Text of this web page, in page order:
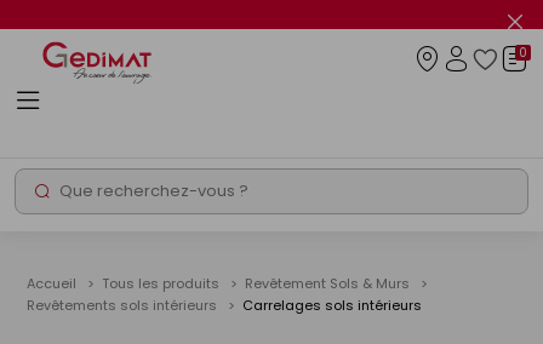
le
info
Rechercher
0
Accueil Tous les produits
Revêtement Sols & Murs
Revêtements sols intérieurs
Carrelages sols intérieurs